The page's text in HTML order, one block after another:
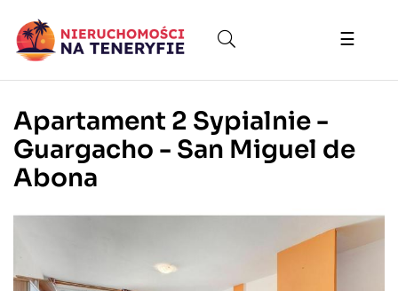
Toggle
☰
Apartament 2 Sypialnie -
Guargacho - San Miguel de
Abona